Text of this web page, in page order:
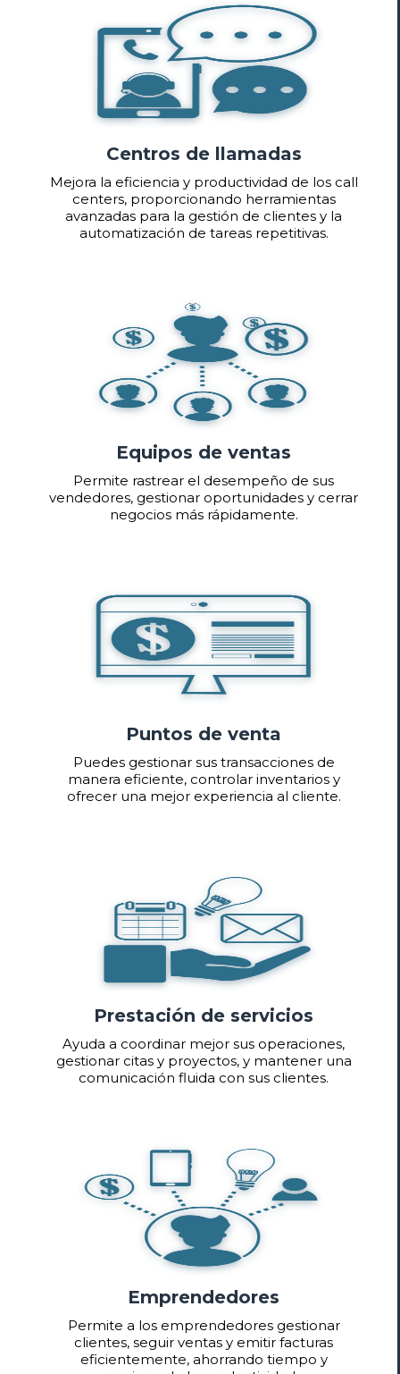
Centros de llamadas
Mejora la eficiencia y productividad de los call
centers, proporcionando herramientas
avanzadas para la gestión de clientes y la
automatización de tareas repetitivas.
Equipos de ventas
Permite rastrear el desempeño de sus
vendedores, gestionar oportunidades y cerrar
negocios más rápidamente.
Puntos de venta
Puedes gestionar sus transacciones de
manera eficiente, controlar inventarios y
ofrecer una mejor experiencia al cliente.
Prestación de servicios
Ayuda a coordinar mejor sus operaciones,
gestionar citas y proyectos, y mantener una
comunicación fluida con sus clientes.
Emprendedores
Permite a los emprendedores gestionar
clientes, seguir ventas y emitir facturas
eficientemente, ahorrando tiempo y